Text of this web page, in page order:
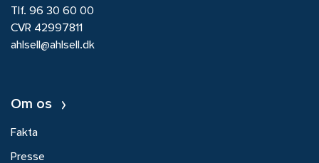
Tlf. 96 30 60 00
CVR 42997811
ahlsell@ahlsell.dk
Om os
Fakta
Presse